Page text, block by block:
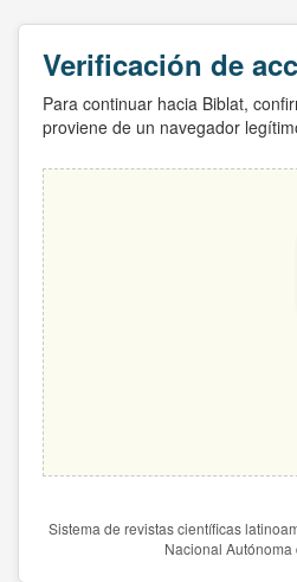
Verificación de
Para continuar hacia Biblat,
proviene de un navegador
Sistema de revistas científicas
Nacional Autónoma